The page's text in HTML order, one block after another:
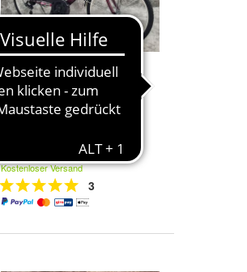
24 Zoll Mädchen Cityrad 21-
Gang Shimano Schaltung-
Licht-Korb-Neu 2408-LILA
Kostenloser Versand
3